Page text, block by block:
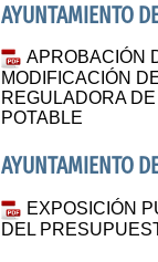
AYUNTAMIENTO
APROBACIÓN
MODIFICACIÓN
REGULADORA
POTABLE
AYUNTAMIENTO
EXPOSICIÓN
DEL